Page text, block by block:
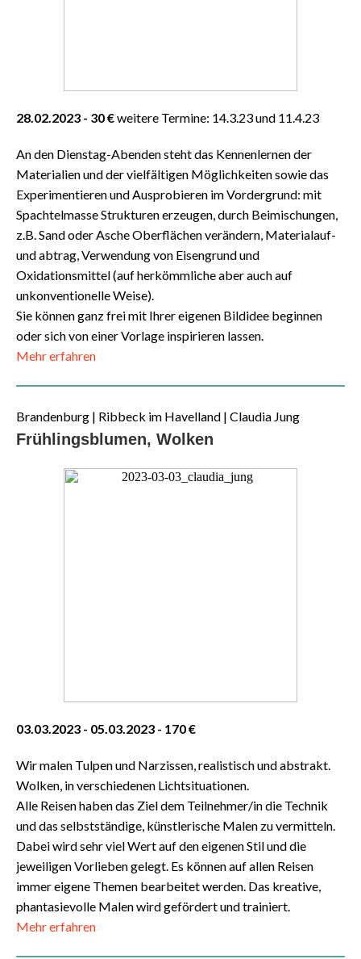
28.02.2023 - 30 €weitere Termine: 14.3.23 und 11.4.23
An den Dienstag-Abenden steht das Kennenlernen der
Materialien und der vielfältigen Möglichkeiten sowie das
Experimentieren und Ausprobieren im Vordergrund: mit
Spachtelmasse Strukturen erzeugen, durch Beimischungen,
z.B. Sand oder Asche Oberflächen verändern, Materialauf-
und abtrag, Verwendung von Eisengrund und
Oxidationsmittel (auf herkömmliche aber auch auf
unkonventionelle Weise).
Sie können ganz frei mit Ihrer eigenen Bildidee beginnen
oder sich von einer Vorlage inspirieren lassen.
Mehr erfahren
Brandenburg | Ribbeck im Havelland | Claudia Jung
Frühlingsblumen, Wolken
03.03.2023 - 05.03.2023 - 170 €
Wir malen Tulpen und Narzissen, realistisch und abstrakt.
Wolken, in verschiedenen Lichtsituationen.
Alle Reisen haben das Ziel dem Teilnehmer/in die Technik
und das selbstständige, künstlerische Malen zu vermitteln.
Dabei wird sehr viel Wert auf den eigenen Stil und die
jeweiligen Vorlieben gelegt. Es können auf allen Reisen
immer eigene Themen bearbeitet werden. Das kreative,
phantasievolle Malen wird gefördert und trainiert.
Mehr erfahren